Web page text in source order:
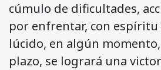
cúmulo de dificultades,
por enfrentar, con
lúcido, en algún
plazo, se logrará una